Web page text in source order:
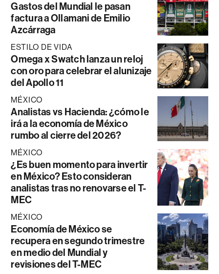
Gastos del Mundial le pasan
factura a Ollamani de Emilio
Azcárraga
ESTILO DE VIDA
Omega x Swatch lanza un reloj
con oro para celebrar el alunizaje
del Apollo 11
MÉXICO
Analistas vs Hacienda: ¿cómo le
irá a la economía de México
rumbo al cierre del 2026?
MÉXICO
¿Es buen momento para invertir
en México? Esto consideran
analistas tras no renovarse el T-
MEC
MÉXICO
Economía de México se
recupera en segundo trimestre
en medio del Mundial y
revisiones del T-MEC